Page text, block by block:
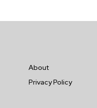
About
Privacy Policy